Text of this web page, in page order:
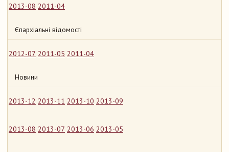
2013-08 2011-04
Єпархіальні відомості
2012-07 2011-05 2011-04
Новини
2013-12 2013-11 2013-10 2013-09
2013-08 2013-07 2013-06 2013-05